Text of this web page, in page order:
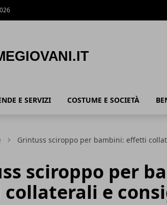
E SERVIZI COSTUME E SOCIETÀ
Grintuss sciroppo per bambini: effetti
sciroppo per
e